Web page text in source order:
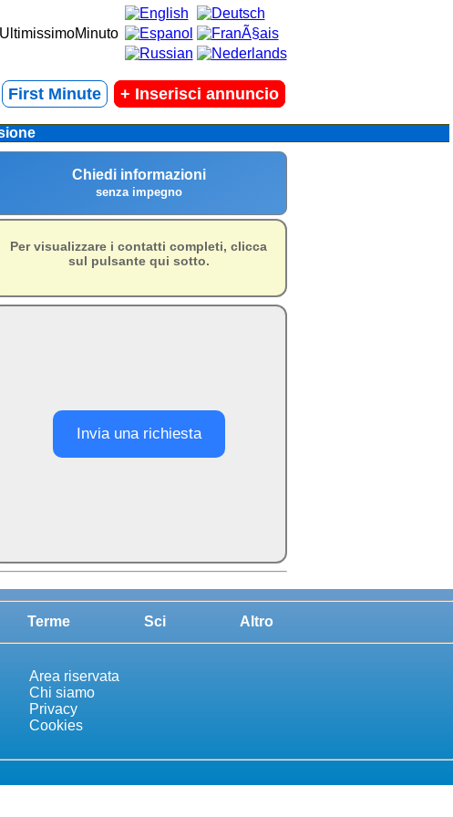
First Minute + Inserisci annuncio
Chiedi informazioni
senza impegno
Per visualizzare i contatti completi, clicca
sul pulsante qui sotto.
Invia una richiesta
Terme Sci Altro
Area riservata
Chi siamo
Privacy
Cookies